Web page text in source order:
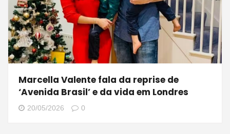
Marcella Valente fala da reprise de
‘Avenida Brasil’ e da vida em Londres
20/05/2026 0